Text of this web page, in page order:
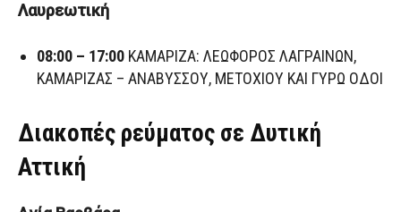
Λαυρεωτική
08:00 – 17:00 ΚΑΜΑΡΙΖΑ: ΛΕΩΦΟΡΟΣ ΛΑΓΡΑΙΝΩΝ,
ΚΑΜΑΡΙΖΑΣ – ΑΝΑΒΥΣΣΟΥ, ΜΕΤΟΧΙΟΥ ΚΑΙ ΓΥΡΩ ΟΔΟΙ
Διακοπές ρεύματος σε Δυτική
Αττική